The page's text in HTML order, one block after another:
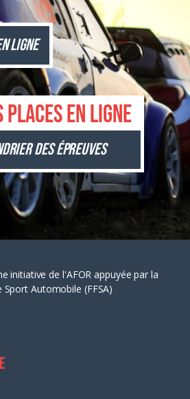
ligne
places en ligne
des épreuves
initiative de l'AFOR appuyée par la
Automobile (FFSA)